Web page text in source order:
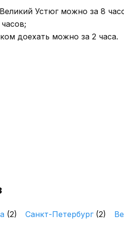
Устюг можно за 8
доехать можно за 2 часа.
(2) Санкт-Петербург (2)